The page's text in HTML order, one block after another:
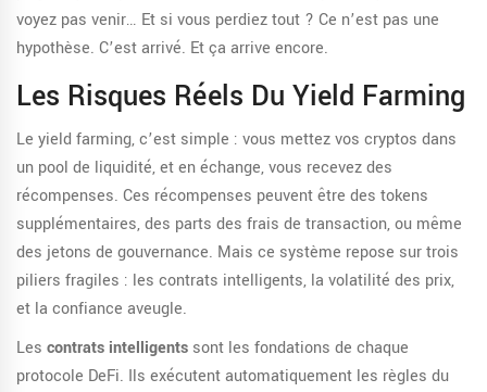
voyez pas venir… Et si vous perdiez tout ? Ce n’est pas une
hypothèse. C’est arrivé. Et ça arrive encore.
Les Risques Réels Du Yield Farming
Le yield farming, c’est simple : vous mettez vos cryptos dans
un pool de liquidité, et en échange, vous recevez des
récompenses. Ces récompenses peuvent être des tokens
supplémentaires, des parts des frais de transaction, ou même
des jetons de gouvernance. Mais ce système repose sur trois
piliers fragiles : les contrats intelligents, la volatilité des prix,
et la confiance aveugle.
Les contrats intelligents sont les fondations de chaque
protocole DeFi. Ils exécutent automatiquement les règles du